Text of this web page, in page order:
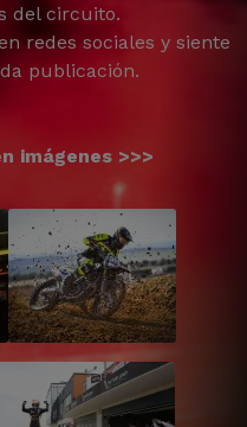
del circuito.
redes sociales y siente
publicación.
imágenes >>>